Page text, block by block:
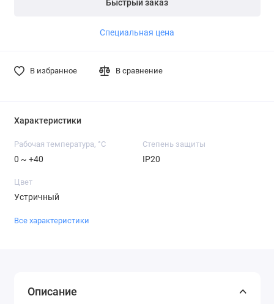
Быстрый заказ
Специальная цена
В избранное В сравнение
Характеристики
Рабочая температура, °C
0 ~ +40
Степень защиты
IP20
Цвет
Устричный
Все характеристики
Описание